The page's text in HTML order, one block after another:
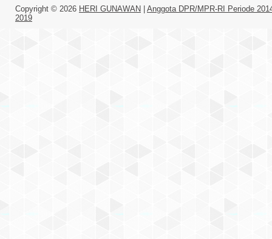
Copyright © 2026 HERI GUNAWAN
Anggota DPR/MPR-RI Periode
2019